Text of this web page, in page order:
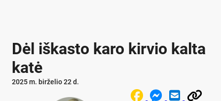
Dėl iškasto karo kirvio kalta
katė
2025 m. birželio 22 d.